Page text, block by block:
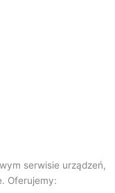
serwisie urządzeń,
Oferujemy: